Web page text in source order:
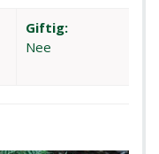
Giftig:
Nee